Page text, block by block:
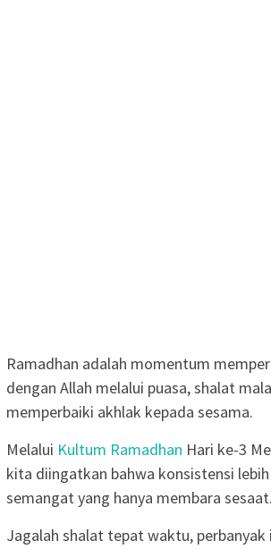
Ramadhan adalah momentum
dengan Allah melalui puasa, shalat
memperbaiki akhlak kepada sesama.
Melalui Kultum Ramadhan Hari ke-3
kita diingatkan bahwa konsistensi
semangat yang hanya membara sesaat.
Jagalah shalat tepat waktu,